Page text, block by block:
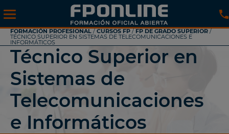
FORMACIÓN PROFESIONAL / CURSOS FP / FP DE GRADO SUPERIOR /
TÉCNICO SUPERIOR EN SISTEMAS DE TELECOMUNICACIONES E
INFORMÁTICOS
Técnico Superior en
Sistemas de
Telecomunicaciones
e Informáticos